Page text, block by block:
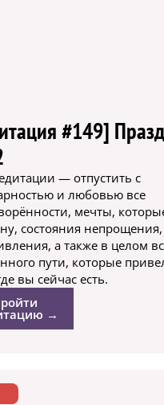
#149]
— отпустить с
и любовью все
мечты,
состояния
а также в целом
пути, которые
вы сейчас есть.
→